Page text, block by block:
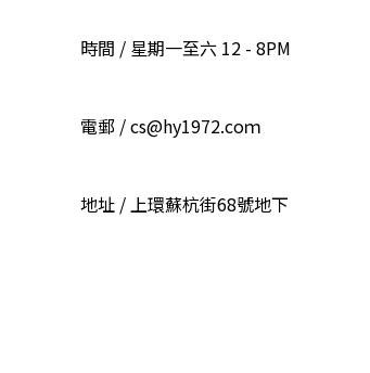
時間 / 星期一至六 12 - 8PM
電郵 / cs@hy1972.coｍ
地址 / 上環蘇杭街68號地下